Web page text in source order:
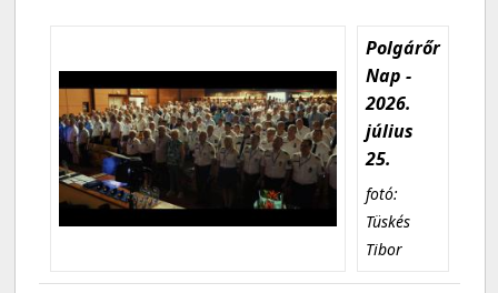
Polgárőr
Nap -
2026.
július
25.
fotó:
Tüskés
Tibor